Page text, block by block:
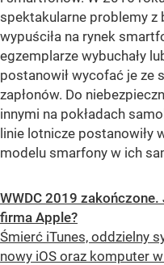
spektakularne problemy z
wypuściła na rynek
egzemplarze wybuchały
postanowił wycofać je ze
zapłonów. Do
innymi na pokładach
linie lotnicze postanowiły
modelu smarfony w ich
WWDC 2019
firma Apple?
Śmierć iTunes, oddzielny
nowy iOS oraz komputer